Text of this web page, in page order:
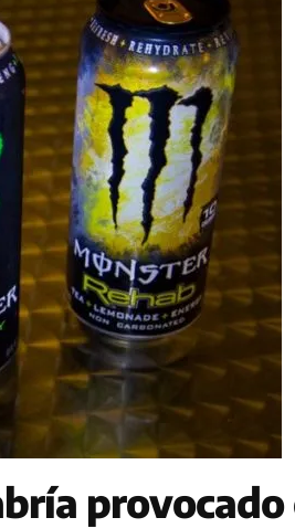
provocado